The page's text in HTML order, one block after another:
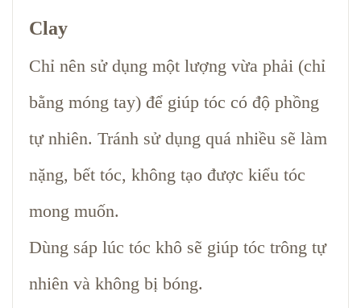
Clay
Chỉ nên sử dụng một lượng vừa phải (chỉ
bằng móng tay) để giúp tóc có độ phồng
tự nhiên. Tránh sử dụng quá nhiều sẽ làm
nặng, bết tóc, không tạo được kiểu tóc
mong muốn.
Dùng sáp lúc tóc khô sẽ giúp tóc trông tự
nhiên và không bị bóng.